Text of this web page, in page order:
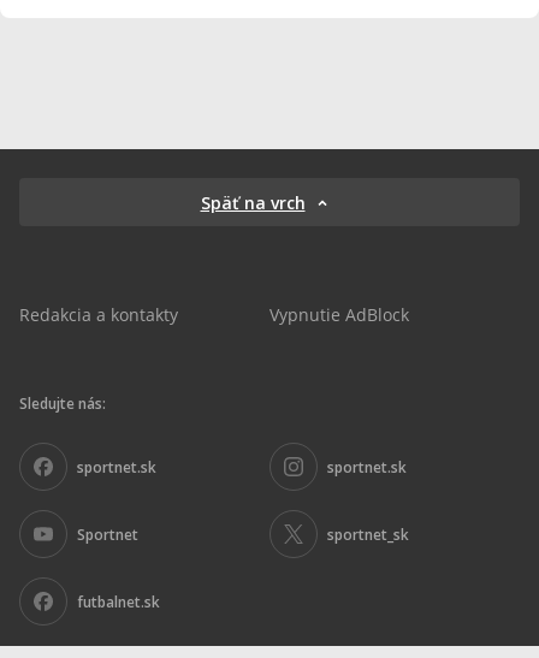
Späť na vrch
Redakcia a kontakty Vypnutie AdBlock
Sledujte nás:
sportnet.sk sportnet.sk
Sportnet sportnet_sk
futbalnet.sk